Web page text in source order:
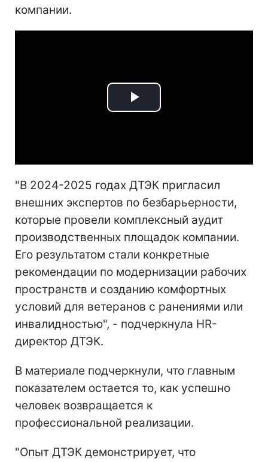
компании.
Play
"В 2024-2025 годах ДТЭК пригласил
внешних экспертов по безбарьерности,
которые провели комплексный аудит
производственных площадок компании.
Его результатом стали конкретные
рекомендации по модернизации рабочих
пространств и созданию комфортных
условий для ветеранов с ранениями или
инвалидностью", - подчеркнула HR-
директор ДТЭК.
В материале подчеркнули, что главным
показателем остается то, как успешно
человек возвращается к
профессиональной реализации.
"Опыт ДТЭК демонстрирует, что